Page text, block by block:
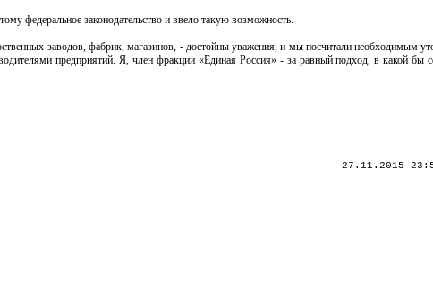
федеральное законодательство и ввело такую возможность.
заводов, фабрик, магазинов, - достойны уважения, и мы посчитали необходимым
предприятий. Я, член фракции «Единая Россия» - за равный подход, в какой бы
27.11.2015